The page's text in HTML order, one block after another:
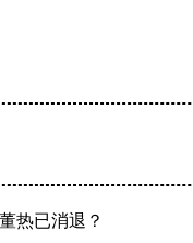
热已消退？